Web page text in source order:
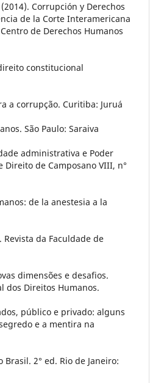
Corrupción y Derechos
de la Corte Interamericana
de Derechos Humanos
constitucional
a corrupção. Curitiba: Juruá
São Paulo: Saraiva
administrativa e Poder
Direito de Camposano VIII, n°
de la anestesia a la
Revista da Faculdade de
dimensões e desafios.
dos Direitos Humanos.
público e privado: alguns
e a mentira na
2° ed. Rio de Janeiro: